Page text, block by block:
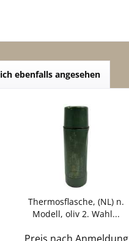
ebenfalls angesehen
Thermosflasche, (NL) n.
Modell, oliv 2. Wahl...